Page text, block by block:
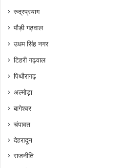
रुद्रप्रयाग
पौड़ी गढ़वाल
उधम सिंह नगर
टिहरी गढ़वाल
पिथौरागढ़
अल्मोड़ा
बागेश्वर
चंपावत
देहरादून
राजनीति